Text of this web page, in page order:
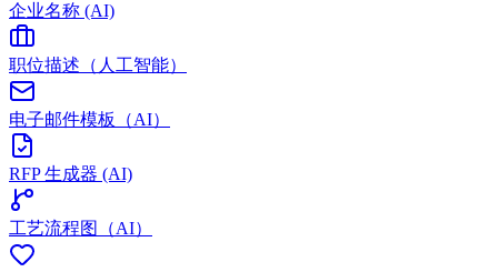
企业名称 (AI)
职位描述（人工智能）
电子邮件模板（AI）
RFP 生成器 (AI)
工艺流程图（AI）